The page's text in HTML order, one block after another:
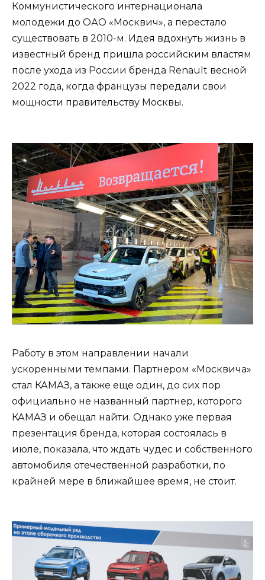
Коммунистического интернационала
молодежи до ОАО «Москвич», а перестало
существовать в 2010-м. Идея вдохнуть жизнь в
известный бренд пришла российским властям
после ухода из России бренда Renault весной
2022 года, когда французы передали свои
мощности правительству Москвы.
Работу в этом направлении начали
ускоренными темпами. Партнером «Москвича»
стал КАМАЗ, а также еще один, до сих пор
официально не названный партнер, которого
КАМАЗ и обещал найти. Однако уже первая
презентация бренда, которая состоялась в
июле, показала, что ждать чудес и собственного
автомобиля отечественной разработки, по
крайней мере в ближайшее время, не стоит.